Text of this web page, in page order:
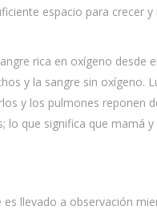
espacio para crecer y
rica en oxígeno desde
y la sangre sin oxígeno.
y los pulmones reponen
lo que significa que mamá
llevado a observación